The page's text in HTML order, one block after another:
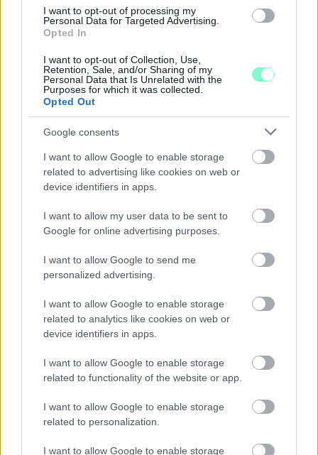
I want to opt-out of processing my
Personal Data for Targeted Advertising.
Opted In
I want to opt-out of Collection, Use,
Retention, Sale, and/or Sharing of my
Personal Data that Is Unrelated with the
Purposes for which it was collected.
Opted Out
Google consents
I want to allow Google to enable storage
related to advertising like cookies on web or
device identifiers in apps.
I want to allow my user data to be sent to
Google for online advertising purposes.
I want to allow Google to send me
personalized advertising.
I want to allow Google to enable storage
related to analytics like cookies on web or
device identifiers in apps.
I want to allow Google to enable storage
related to functionality of the website or app.
I want to allow Google to enable storage
related to personalization.
I want to allow Google to enable storage
A BAROKK ÖSSZES ÁRNYALATA ÉS MÉG EGY SOR
KIVÁLÓ PROGRAM VÁR MINDENKIT EZEN A HÉTVÉGÉN
GYŐRBEN
Középpontban a hagyományőrzés, de lesz Pogány Induló és
Majka koncert, jóga szeánsz, “borhajózás” és egy csomó minden
ENERGIATAKARÉKOSSÁG: KORÁBBAN KEZDŐDIK
A GYŐRI AUDI ETO KC PÉNTEKI FELKÉSZÜLÉSI